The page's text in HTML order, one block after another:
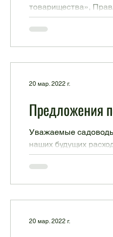
товарищества»,
Предложения
Уважаемые
наших будущих
20 мар. 2022 г.
20 мар. 2022 г.